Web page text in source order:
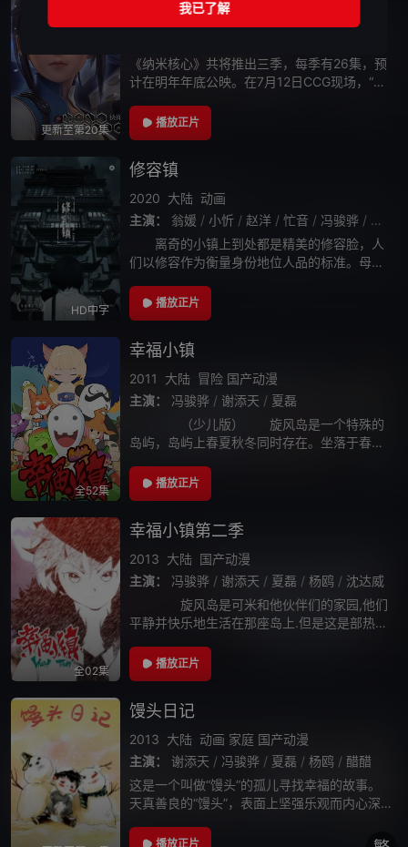
更新至第20集
大陆 剧情
《纳米核心》共将推出三季，每季有26集，预
计在明年年底公映。在7月12日CCG现场，“海
传片。播放正片
HD中字
修容镇
2020 大陆 动画
主演：
翁媛 / 小忻 / 赵洋 / 忙音 / 冯骏骅 / 十四
离奇的小镇上到处都是精美的修容脸，人
们以修容作为衡量身份地位人品的标准。母亲
地生活。姐姐在修容院努力工作，希望得到大
家的认可，获得修容资格。然而弟弟痛恨修容
播放正片
全52集
幸福小镇
2011 大陆 冒险 国产动漫
主演：
冯骏骅 / 谢添天 / 夏磊
（少儿版） 旋风岛是一个特殊的
岛屿，岛屿上春夏秋冬同时存在。坐落于春岛
天，旋风村的村长接到了一封邀请他前往夏岛
参加旋风岛村长大会的邀请函。村长复命参
播放正片
全02集
幸福小镇第二季
2013 大陆 国产动漫
主演：
冯骏骅 / 谢添天 / 夏磊 / 杨鸥 / 沈达威
旋风岛是可米和他伙伴们的家园,他们
平静并快乐地生活在那座岛上.但是这是部热血
走!村长啊!欠了全村人钱的村长啊!被抓走了钱
问谁要啊!!!所以我们拼死也要
播放正片
馒头日记
2013 大陆 动画 家庭 国产动漫
主演：
谢添天 / 冯骏骅 / 夏磊 / 杨鸥 / 醋醋
这是一个叫做“馒头”的孤儿寻找幸福的故事。
天真善良的“馒头”，表面上坚强乐观而内心深
更渴望爱的“馒头”，没有朋友却渴望一段真挚
播放正片